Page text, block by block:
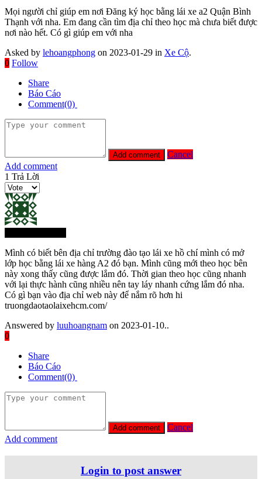
Mọi người chỉ giúp em nơi Đăng ký học bằng lái xe a2 Quận Bình
Thạnh với nha. Em đang cần tìm địa chỉ theo học mà chưa biết được
nơi nào hết. Có gì giúp em với nha
Asked by lehoangphong on 2023-01-29 in Xe Cộ.
0 Follow
Share
Báo Cáo
Comment(0)
Cancel
Add comment
1 Trả Lời
Mình có biết bên địa chỉ trường đào tạo lái xe hồ chí mình có mở
lớp học bằng lái xe hàng A2 đó bạn. Mình cũng mới theo học bên
này xong thấy cũng được lắm đó. Thời gian theo học cũng nhanh
với lại thực hành cũng nhiều nên tay láy nhanh cứng lắm đó nha.
Có gì bạn vào địa chỉ web này để nắm rõ hơn hi
truongdaotaolaixehcm.com/
Answered by luuhoangnam on 2023-01-10..
0
Share
Báo Cáo
Comment(0)
Cancel
Add comment
Login to post answer